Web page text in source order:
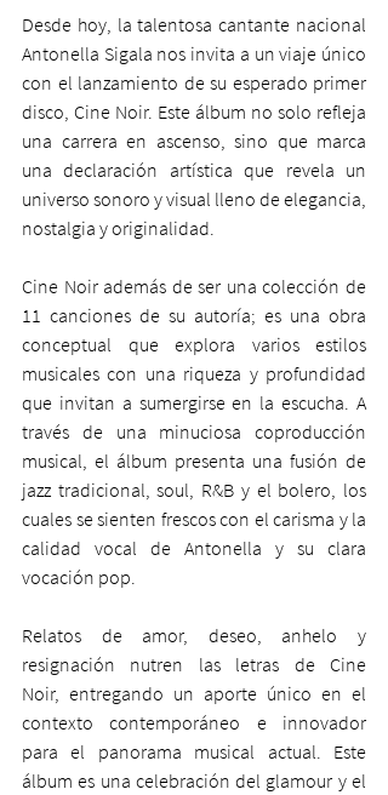
Desde hoy, la talentosa cantante nacional
Antonella Sigala nos invita a un viaje único
con el lanzamiento de su esperado primer
disco, Cine Noir. Este álbum no solo refleja
una carrera en ascenso, sino que marca
una declaración artística que revela un
universo sonoro y visual lleno de elegancia,
nostalgia y originalidad.
Cine Noir además de ser una colección de
11 canciones de su autoría; es una obra
conceptual que explora varios estilos
musicales con una riqueza y profundidad
que invitan a sumergirse en la escucha. A
través de una minuciosa coproducción
musical, el álbum presenta una fusión de
jazz tradicional, soul, R&B y el bolero, los
cuales se sienten frescos con el carisma y la
calidad vocal de Antonella y su clara
vocación pop.
Relatos de amor, deseo, anhelo y
resignación nutren las letras de Cine
Noir, entregando un aporte único en el
contexto contemporáneo e innovador
para el panorama musical actual. Este
álbum es una celebración del glamour y el